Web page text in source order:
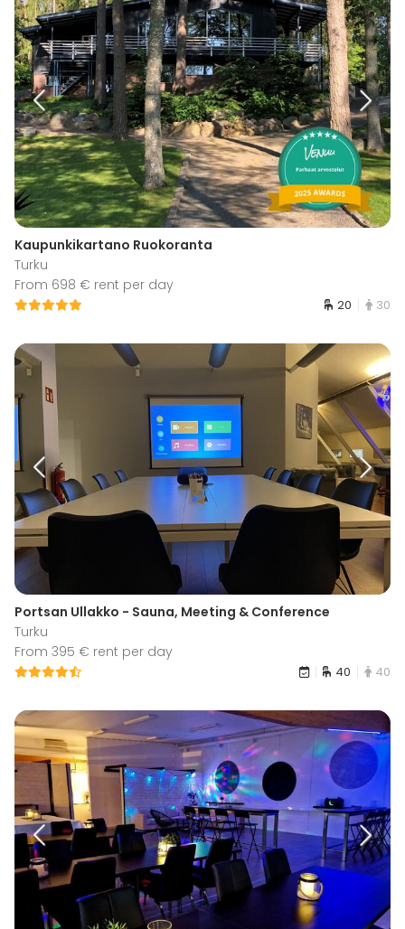
Kaupunkikartano Ruokoranta
Turku
From 698 € rent per day
20 30
Portsan Ullakko - Sauna, Meeting & Conference
Turku
From 395 € rent per day
40 40